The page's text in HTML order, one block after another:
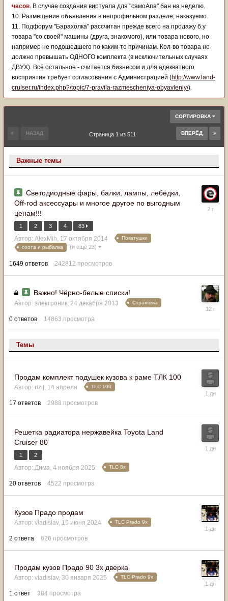
часов. В случае создания виртуала для "самоАпа" бан на неделю.
10. Размещение объявления в непрофильном разделе, наказуемо.
11. Подфорум "Барахолка" рассчитан прежде всего на продажу б.у
товара "со своей" машины (друга, знакомого), или товара нового, но
например не подошедшего по каким-то причинам. Кол-во товара не
должно превышать ОДНОГО комплекта (в исключительных случаях
ДВУХ). Всё остальное - считается бизнесом и для адекватного
восприятия требует согласования с Администрацией (http://www.land-
cruiser.ru/index.php?/topic/7-pravila-razmescheniya-obyavleniy/).
СОРТИРОВКА
НАЗАД ВПЕРЁД
Страница 1 из 511
Важные темы
Светодиодные фары, балки, лампы, лебёдки,
Off-rod аксессуары и многое другое по выгодным
ценам!!!
1 2 3 4 83
Автор: AlexMih, 17 октября 2014
Покатушки
охота и рыбалка
(и ещё 23)
1649 ответов 242812 просмотров
19
Важно! Чёрно-белые списки!
Автор: электроник, 24 декабря 2013 Страховка
0 ответов 14863 просмотра
24
Темы
Продам комплект подушек кузова к раме ТЛК 100
Автор: rizij, 14 апреля TLC 100
17 ответов 2988 просмотров
пятницу
16:17
Решетка радиатора нержавейка Toyota Land
Cruiser 80
1 2
Автор: Дима, 4 ноября 2025 TLC 8x
20 ответов 4522 просмотра
пятницу
Кузов Прадо продам
Автор: vladislav, 15 июня 2024 TLC Prado 9x
2 ответа 626 просмотров
пятницу
08:48
Продам кузов Прадо 90 3х дверка
Автор: vladislav, 30 января 2025 TLC Prado 9x
1 ответ 384 просмотра
пятницу